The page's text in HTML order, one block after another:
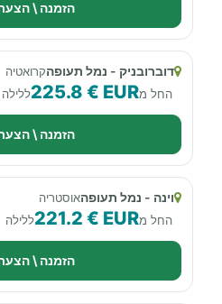
הזמנה \
דוברובניק - נמל תעופהקרואטיה
החל מ225.8 € EURללילה
הזמנה \
וינה - נמל תעופהאוסטריה
החל מ221.2 € EURללילה
הזמנה \